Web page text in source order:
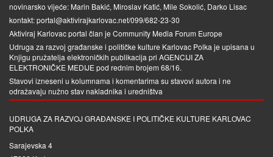
novinarsko vijeće: Marin Bakić, Miroslav Katić, Mile Sokolić, Darko Lisac
kontakt: portal@aktivirajkarlovac.net/099/682-23-30
Aktiviraj Karlovac portal član je Community Media Forum Europe
Udruga za razvoj građanske i političke kulture Karlovac Polka je upisana u
Knjigu pružatelja elektroničkih publikacija pri AGENCIJI ZA
ELEKTRONIČKE MEDIJEpod rednim brojem 68/16.
Stavovi izneseni u kolumnama i komentarima su stavovi autora i ne
odražavaju nužno stav nakladnika i uredništva
UDRUGA ZA RAZVOJ GRAĐANSKE I POLITIČKE KULTURE KARLOVAC
POLKA
Sarajevska 4